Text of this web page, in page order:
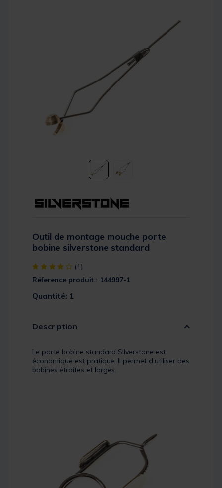
Outil de montage mouche porte
bobine silverstone standard
[object Object] out of 5 Customer Rating
(1)
Réference produit : 144997-1
Quantité: 1
Description
Le porte bobine standard Silverstone est
économique est pratique. Il permet d'utiliser des
bobines étroites et larges.